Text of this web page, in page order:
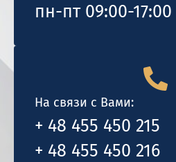
пн-пт 09:00-17:00
На связи с Вами:
+ 48 455 450 215
+ 48 455 450 216